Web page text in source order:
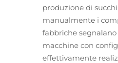
produzione di
manualmente i
fabbriche
macchine con
effettivamente